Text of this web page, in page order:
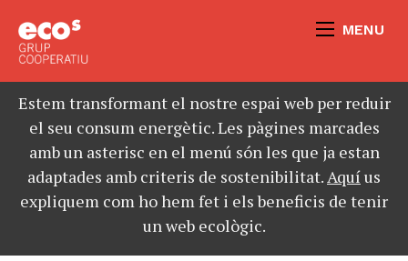
MENU
Estem transformant el nostre espai web per reduir
el seu consum energètic. Les pàgines marcades
amb un asterisc en el menú són les que ja estan
adaptades amb criteris de sostenibilitat.Aquíus
expliquem com ho hem fet i els beneficis de tenir
un web ecològic.